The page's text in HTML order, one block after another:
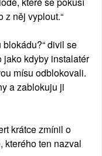
z něj vyplout.“
divil se
jako kdyby instalatér
mísu odblokovali.
a zablokuju ji
krátce zmínil o
kterého ten nazval